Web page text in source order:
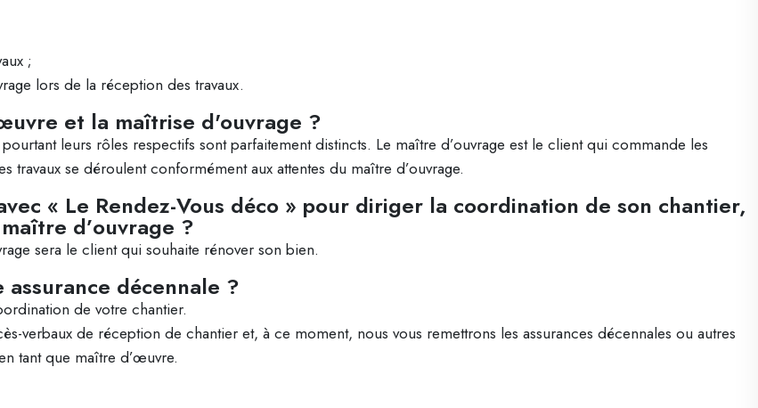
;
lors de la réception des travaux.
et la maîtrise d'ouvrage ?
leurs rôles respectifs sont parfaitement distincts. Le maître d’ouvrage est le client qui commande les
se déroulent conformément aux attentes du maître d’ouvrage.
« Le Rendez-Vous déco » pour diriger la coordination de son chantier,
d’ouvrage ?
sera le client qui souhaite rénover son bien.
décennale ?
de votre chantier.
verbaux de réception de chantier et, à ce moment, nous vous remettrons les assurances décennales ou autres
tant que maître d’œuvre.